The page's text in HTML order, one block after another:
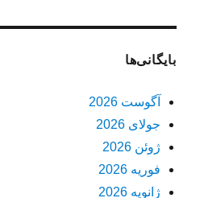
بایگانی‌ها
آگوست 2026
جولای 2026
ژوئن 2026
فوریه 2026
ژانویه 2026